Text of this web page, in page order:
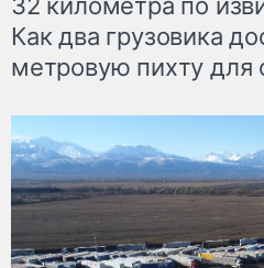
Как два грузовика
метровую пихту для